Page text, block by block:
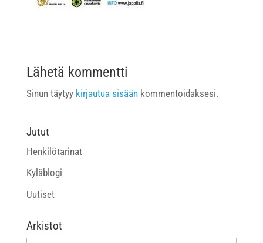
Lähetä kommentti
Sinun täytyy kirjautua sisäänkommentoidaksesi.
Jutut
Henkilötarinat
Kyläblogi
Uutiset
Arkistot